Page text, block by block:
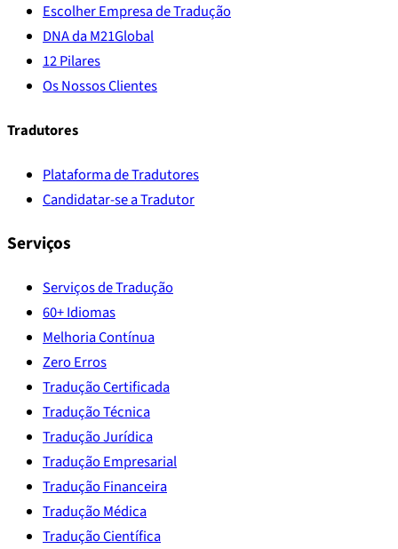
Escolher Empresa de Tradução
DNA da M21Global
12 Pilares
Os Nossos Clientes
Tradutores
Plataforma de Tradutores
Candidatar-se a Tradutor
Serviços
Serviços de Tradução
60+ Idiomas
Melhoria Contínua
Zero Erros
Tradução Certificada
Tradução Técnica
Tradução Jurídica
Tradução Empresarial
Tradução Financeira
Tradução Médica
Tradução Científica